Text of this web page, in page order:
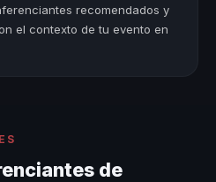
recomendados y
el contexto de tu evento en
de